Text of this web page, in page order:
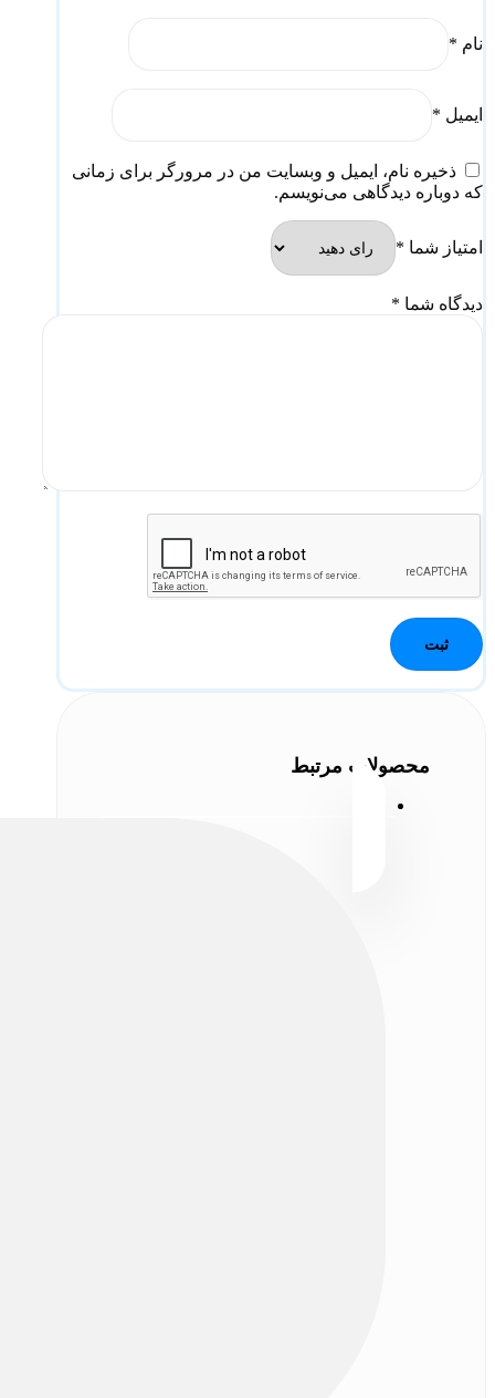
نام *
ایمیل *
ذخیره نام، ایمیل و وبسایت من در مرورگر برای زمانی
که دوباره دیدگاهی می‌نویسم.
امتیاز شما *
دیدگاه شما *
محصولات مرتبط